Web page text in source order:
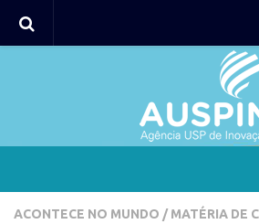
Agência
ACONTECE NO MUNDO / MATÉRIA DE